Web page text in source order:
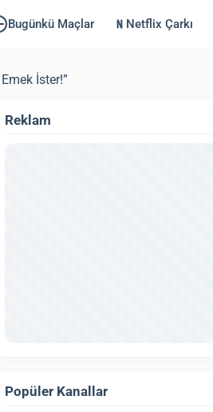
Bugünkü Maçlar Netflix Çarkı
İster!”
Reklam
Popüler Kanallar